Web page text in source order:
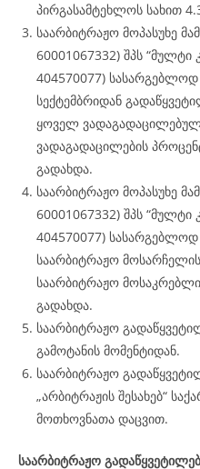
პირგასამტეხლოს სახით
საარბიტრაჟო მოპასუხე
60001067332) შპს “მულტი
404570077)
სექტემბრიდან
ყოველ
ვადაგადაცილების
გადახდა.
საარბიტრაჟო მოპასუხე
60001067332) შპს “მულტი
404570077)
საარბიტრაჟო
საარბიტრაჟო
გადახდა.
საარბიტრაჟო
გამოტანის მომენტიდან.
საარბიტრაჟო
„არბიტრაჟის შესახებ“
მოთხოვნათა დაცვით.
საარბიტრაჟო